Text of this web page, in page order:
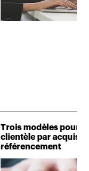
Trois modèles pour
clientèle par
référencement